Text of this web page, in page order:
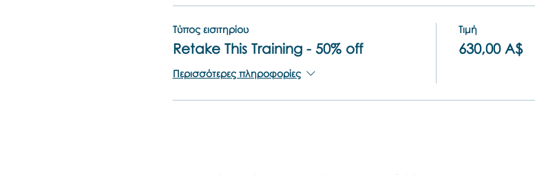
Τύπος εισιτηρίου
Retake This Training - 50% off
Περισσότερες πληροφορίες
Τιμή
630,00 A$